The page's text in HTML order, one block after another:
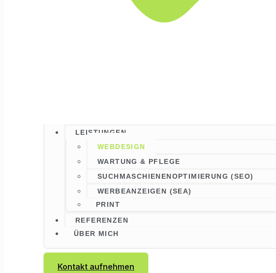
LEISTUNGEN
WEBDESIGN
WARTUNG & PFLEGE
SUCHMASCHIENENOPTIMIERUNG (SEO)
WERBEANZEIGEN (SEA)
PRINT
REFERENZEN
ÜBER MICH
Kontakt aufnehmen